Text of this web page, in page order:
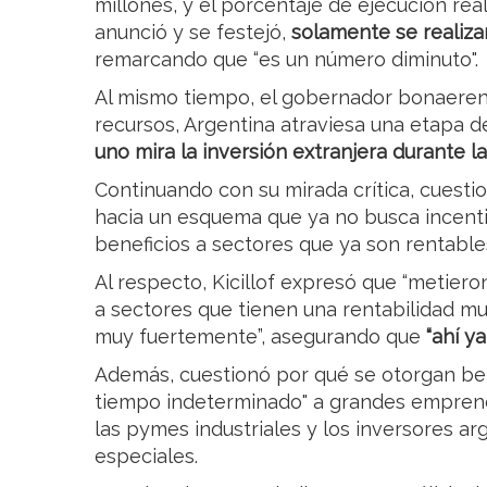
millones, y el porcentaje de ejecución
anunció y se festejó, solamente se
remarcando que “es un número diminuto".
Al mismo tiempo, el gobernador
recursos, Argentina atraviesa una etapa
uno mira la inversión extranjera durante
Continuando con su mirada crítica,
hacia un esquema que ya no busca
beneficios a sectores que ya son
Al respecto, Kicillof expresó que
a sectores que tienen una rentabilidad
muy fuertemente”, asegurando que “ahí
Además, cuestionó por qué se otorgan
tiempo indeterminado" a grandes
las pymes industriales y los inversores
especiales.